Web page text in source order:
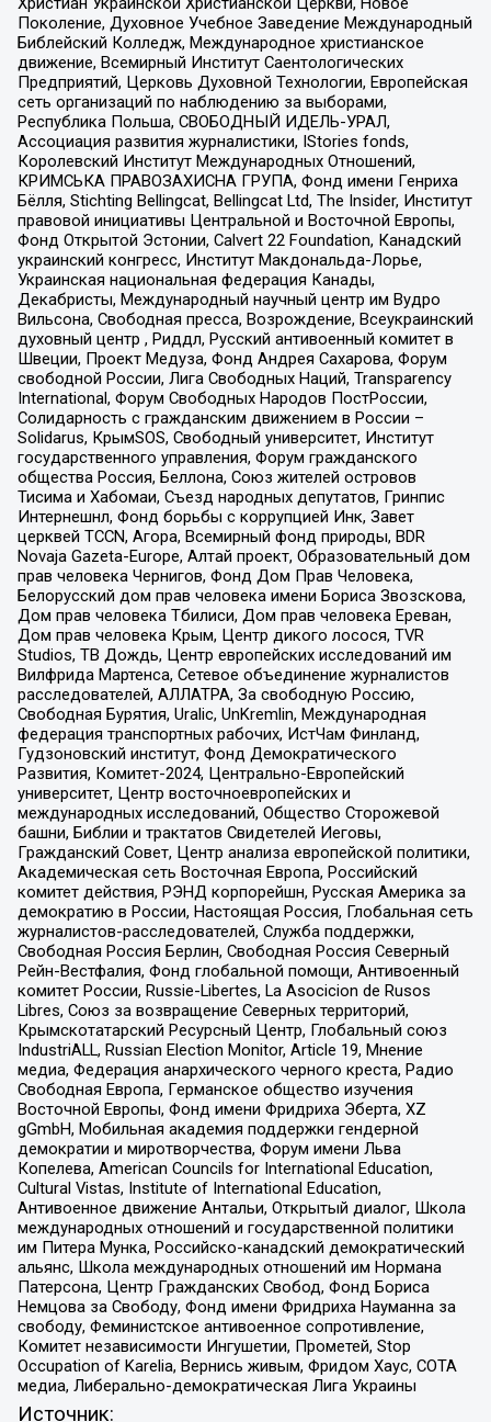
Поколение, Духовное Учебное Заведение Международный
Библейский Колледж, Международное христианское
движение, Всемирный Институт Саентологических
Предприятий, Церковь Духовной Технологии, Европейская
сеть организаций по наблюдению за выборами,
Республика Польша, СВОБОДНЫЙ ИДЕЛЬ-УРАЛ,
Ассоциация развития журналистики, IStories fonds,
Королевский Институт Международных Отношений,
КРИМСЬКА ПРАВОЗАХИСНА ГРУПА, Фонд имени Генриха
Бёлля, Stichting Bellingcat, Bellingcat Ltd, The Insider, Институт
правовой инициативы Центральной и Восточной Европы,
Фонд Открытой Эстонии, Calvert 22 Foundation, Канадский
украинский конгресс, Институт Макдональда-Лорье,
Украинская национальная федерация Канады,
Декабристы, Международный научный центр им Вудро
Вильсона, Свободная пресса, Возрождение, Всеукраинский
духовный центр , Риддл, Русский антивоенный комитет в
Швеции, Проект Медуза, Фонд Андрея Сахарова, Форум
свободной России, Лига Свободных Наций, Transparеncy
International, Форум Свободных Народов ПостРоссии,
Солидарность с гражданским движением в России –
Solidarus, КрымSOS, Свободный университет, Институт
государственного управления, Форум гражданского
общества Россия, Беллона, Союз жителей островов
Тисима и Хабомаи, Съезд народных депутатов, Гринпис
Интернешнл, Фонд борьбы с коррупцией Инк, Завет
церквей TCCN, Агора, Всемирный фонд природы, BDR
Novaja Gazeta-Europe, Алтай проект, Образовательный дом
прав человека Чернигов, Фонд Дом Прав Человека,
Белорусский дом прав человека имени Бориса Звозскова,
Дом прав человека Тбилиси, Дом прав человека Ереван,
Дом прав человека Крым, Центр дикого лосося, TVR
Studios, ТВ Дождь, Центр европейских исследований им
Вилфрида Мартенса, Сетевое объединение журналистов
расследователей, АЛЛАТРА, За свободную Россию,
Свободная Бурятия, Uralic, UnKremlin, Международная
федерация транспортных рабочих, ИстЧам Финланд,
Гудзоновский институт, Фонд Демократического
Развития, Комитет-2024, Центрально-Европейский
университет, Центр восточноевропейских и
международных исследований, Общество Сторожевой
башни, Библии и трактатов Свидетелей Иеговы,
Гражданский Совет, Центр анализа европейской политики,
Академическая сеть Восточная Европа, Российский
комитет действия, РЭНД корпорейшн, Русская Америка за
демократию в России, Настоящая Россия, Глобальная сеть
журналистов-расследователей, Служба поддержки,
Свободная Россия Берлин, Свободная Россия Северный
Рейн-Вестфалия, Фонд глобальной помощи, Антивоенный
комитет России, Russie-Libertes, La Asocicion de Rusos
Libres, Союз за возвращение Северных территорий,
Крымскотатарский Ресурсный Центр, Глобальный союз
IndustriALL, Russian Election Monitor, Article 19, Мнение
медиа, Федерация анархического черного креста, Радио
Свободная Европа, Германское общество изучения
Восточной Европы, Фонд имени Фридриха Эберта, XZ
gGmbH, Мобильная академия поддержки гендерной
демократии и миротворчества, Форум имени Льва
Копелева, American Councils for International Education,
Cultural Vistas, Institute of International Education,
Антивоенное движение Антальи, Открытый диалог, Школа
международных отношений и государственной политики
им Питера Мунка, Российско-канадский демократический
альянс, Школа международных отношений им Нормана
Патерсона, Центр Гражданских Свобод, Фонд Бориса
Немцова за Свободу, Фонд имени Фридриха Науманна за
свободу, Феминистское антивоенное сопротивление,
Комитет независимости Ингушетии, Прометей, Stop
Occupation of Karelia, Вернись живым, Фридом Хаус, СОТА
медиа, Либерально-демократическая Лига Украины
Источник: